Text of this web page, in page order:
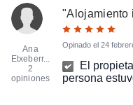
Ana
Etxeberr...
2
opiniones
"Alojamiento
Opinado el24
El
persona